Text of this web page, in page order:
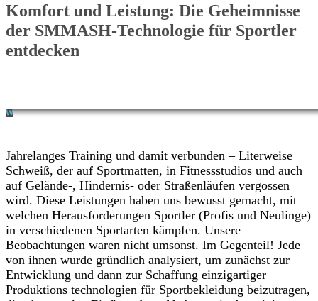
Komfort und Leistung: Die Geheimnisse
der SMMASH-Technologie für Sportler
entdecken
Jahrelanges Training und damit verbunden – Literweise
Schweiß, der auf Sportmatten, in Fitnessstudios und auch
auf Gelände-, Hindernis- oder Straßenläufen vergossen
wird. Diese Leistungen haben uns bewusst gemacht, mit
welchen Herausforderungen Sportler (Profis und Neulinge)
in verschiedenen Sportarten kämpfen. Unsere
Beobachtungen waren nicht umsonst. Im Gegenteil! Jede
von ihnen wurde gründlich analysiert, um zunächst zur
Entwicklung und dann zur Schaffung einzigartiger
Produktions technologien für Sportbekleidung beizutragen,